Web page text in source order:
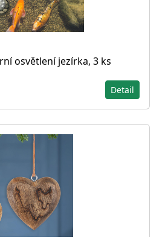
osvětlení jezírka, 3 ks
Detail